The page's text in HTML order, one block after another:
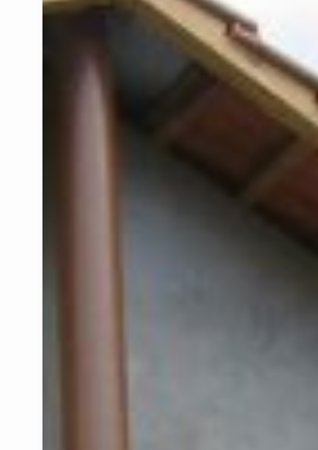
Sabemos que ainda há muito trabalho pela
muitas conquistas para celebrar! O Consórcio
implementação das ferramentas da Política
Hídricos, como a estruturação dos Comitês
Bacias PCJ, outorgas e cobrança pelos usos
Hoje temos a honra de ser uma entidade
gestão dos recursos hídricos, com parcerias
Agência Nacional de Águas e internacionais
Cooperação Técnica com a Agência Loire-
Confedereação Hidrográfica Jucar da
ativa em Redes de Organismos de Bacias